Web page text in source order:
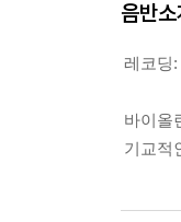
음반소
레코딩
바이올
기교적